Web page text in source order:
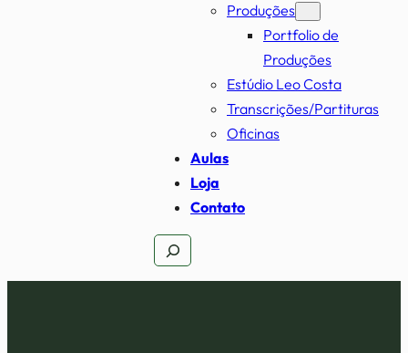
Produções
Portfolio de
Produções
Estúdio Leo Costa
Transcrições/Partituras
Oficinas
Aulas
Loja
Contato
Pesquisar